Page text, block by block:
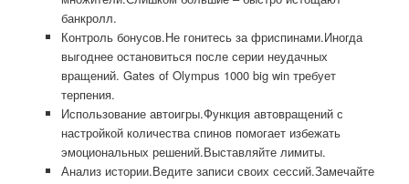
банкролл.
Контроль бонусов.Не гонитесь за фриспинами.Иногда
выгоднее остановиться после серии неудачных
вращений. Gates of Olympus 1000 big win требует
терпения.
Использование автоигры.Функция автовращений с
настройкой количества спинов помогает избежать
эмоциональных решений.Выставляйте лимиты.
Анализ истории.Ведите записи своих сессий.Замечайте